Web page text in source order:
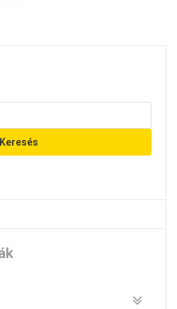
Keresés